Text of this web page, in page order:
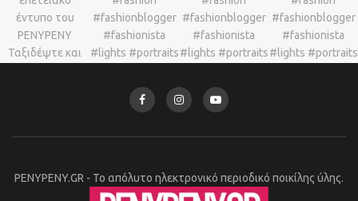
PENYPENY.GR - Το απόλυτο ηλεκτρονικό περιοδικό ποικίλης ύλης.